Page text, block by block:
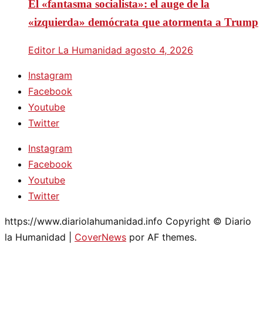
El «fantasma socialista»: el auge de la
«izquierda» demócrata que atormenta a Trump
Editor La Humanidad agosto 4, 2026
Instagram
Facebook
Youtube
Twitter
Instagram
Facebook
Youtube
Twitter
https://www.diariolahumanidad.info Copyright © Diario
la Humanidad
CoverNews por AF themes.